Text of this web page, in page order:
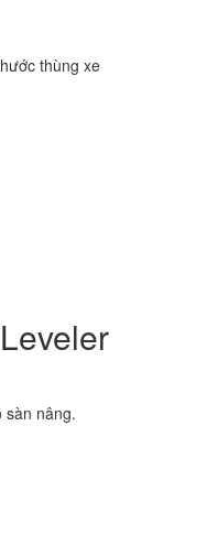
thùng xe
sàn nâng.